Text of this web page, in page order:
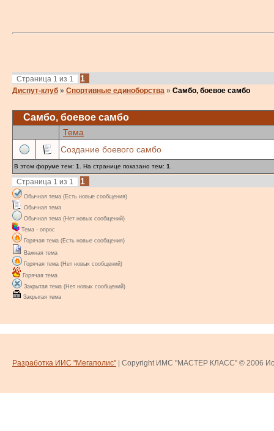
Страница 1 из 1 1
Диспут-клуб » Спортивные единоборства » Самбо, боевое самбо
Самбо, боевое самбо
Тема
Создание боевого самбо
В этом форуме тем: 1 . На странице показано тем: 1
Страница 1 из 1 1
Обычная тема (Есть новые сообщения)
Обычная тема
Обычная тема (Нет новых сообщений)
Тема - опрос
Горячая тема (Есть новые сообщения)
Важная тема
Горячая тема (Нет новых сообщений)
Горячая тема
Закрытая тема (Нет новых сообщений)
Закрытая тема
Разработка ИИС "Мегаполис" | Copyright ИМС "МАСТЕР КЛАСС" © 2006